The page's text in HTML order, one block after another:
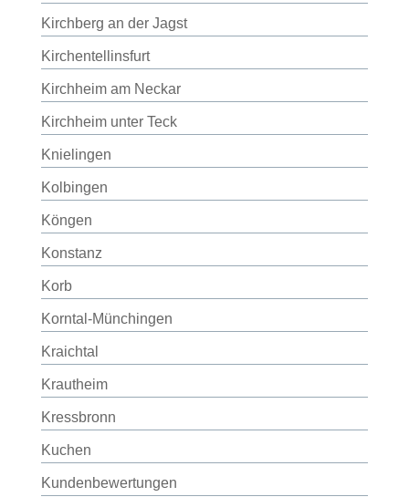
Kirchberg an der Jagst
Kirchentellinsfurt
Kirchheim am Neckar
Kirchheim unter Teck
Knielingen
Kolbingen
Köngen
Konstanz
Korb
Korntal-Münchingen
Kraichtal
Krautheim
Kressbronn
Kuchen
Kundenbewertungen